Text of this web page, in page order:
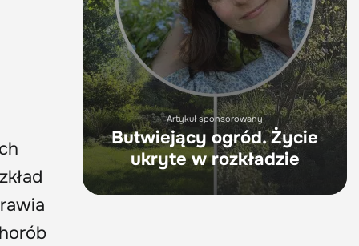
Artykuł sponsorowany
Butwiejący ogród. Życie
ukryte w rozkładzie